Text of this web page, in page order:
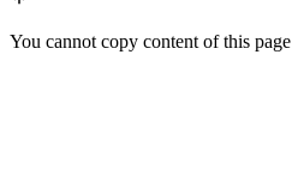
You cannot copy content of this page